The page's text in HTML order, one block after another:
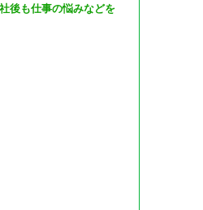
後も仕事の悩みなどを